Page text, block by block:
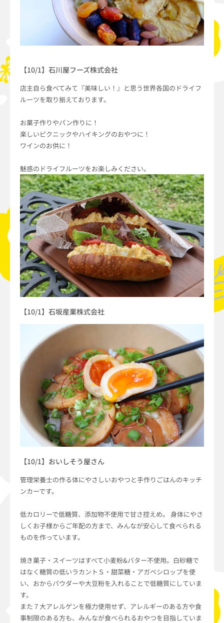
【10/1】石川屋フーズ株式会社
店主自ら食べてみて『美味しい！』と思う世界各国のドライフ
ルーツを取り揃えております。
お菓子作りやパン作りに！
楽しいピクニックやハイキングのおやつに！
ワインのお供に！
魅惑のドライフルーツをお楽しみください。
【10/1】石坂産業株式会社
【10/1】おいしそう屋さん
管理栄養士の作る体にやさしいおやつと手作りごはんのキッチ
ンカーです。
低カロリーで低糖質、添加物不使用で甘さ控えめ。 身体にやさ
しくお子様からご年配の方まで、みんなが安心して食べられる
ものを作っています。
焼き菓子・スイーツはすべて小麦粉&バター不使用。白砂糖で
はなく糖質の低いラカントＳ・甜菜糖・アガベシロップを使
い、おからパウダーや大豆粉を入れることで低糖質にしていま
す。
また７大アレルゲンを極力使用せず、アレルギーのある方や食
事制限のある方も、みんなが食べられるおやつを目指していま